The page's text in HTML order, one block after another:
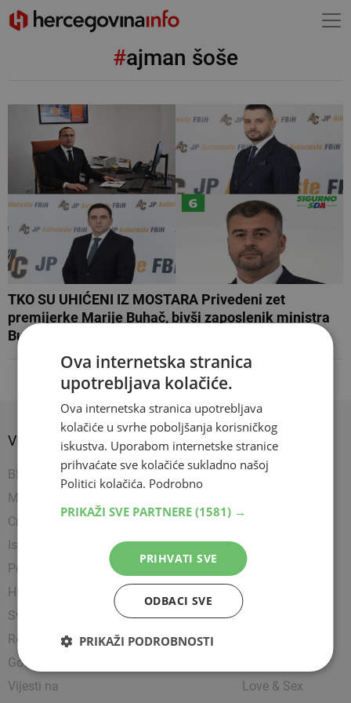
#ajman šoše
TKO SU UHIĆENI IZ MOSTARA Privedeni zet
premijerke Marije Buhač, bivši zaposlenik ministra
Bunoze i mostarski HDZ-ovac
VIJESTI
BIH
Mostar
Crna kronika
Istražili smo
Politika
Hrvatska
Svijet
Religija
Gospodarstvo
Vijesti na
SPORT
Nogomet
Rukomet
Ostali sportovi
SHOW
Napredujem
Uređujem
Kultura
Zanimljivosti
Čitam
Love & Sex
Ova internetska stranica
upotrebljava kolačiće.
Ova internetska stranica upotrebljava
kolačiće u svrhe poboljšanja korisničkog
iskustva. Uporabom internetske stranice
prihvaćate sve kolačiće sukladno našoj
Politici kolačića. Podrobno
PRIKAŽI SVE PARTNERE (1581) →
PRIHVATI SVE
ODBACI SVE
PRIKAŽI PODROBNOSTI